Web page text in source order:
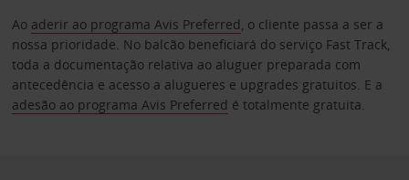
Ao aderir ao programa Avis Preferred, o cliente passa a ser a
nossa prioridade. No balcão beneficiará do serviço Fast Track,
toda a documentação relativa ao aluguer preparada com
antecedência e acesso a alugueres e upgrades gratuitos. E a
adesão ao programa Avis Preferred é totalmente gratuita.